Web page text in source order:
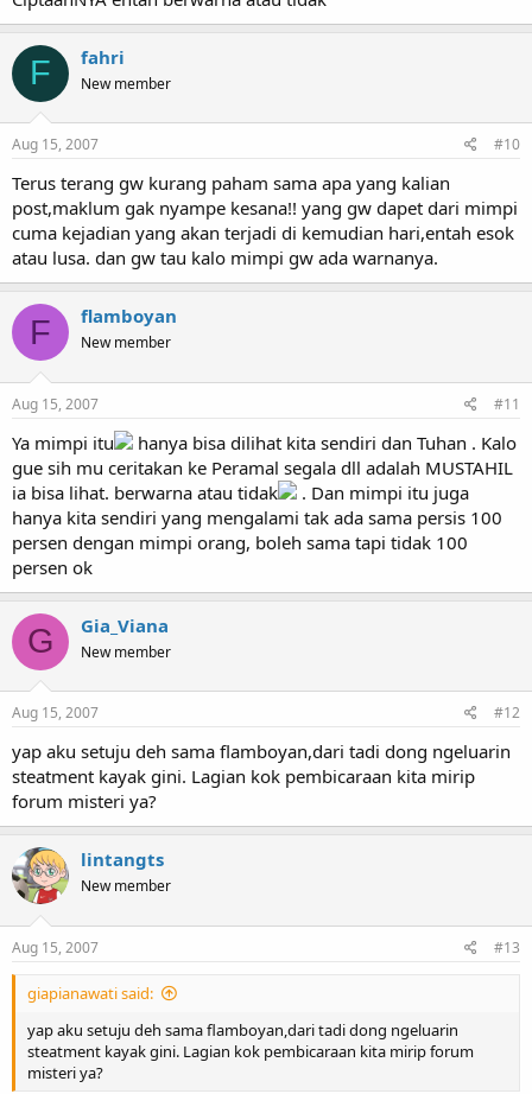
F fahri
New member
Aug 15, 2007 #10
Terus terang gw kurang paham sama apa yang kalian
post,maklum gak nyampe kesana!! yang gw dapet dari mimpi
cuma kejadian yang akan terjadi di kemudian hari,entah esok
atau lusa. dan gw tau kalo mimpi gw ada warnanya.
F flamboyan
New member
Aug 15, 2007 #11
Ya mimpi itu
hanya bisa dilihat kita sendiri dan Tuhan . Kalo
gue sih mu ceritakan ke Peramal segala dll adalah MUSTAHIL
ia bisa lihat. berwarna atau tidak
. Dan mimpi itu juga
hanya kita sendiri yang mengalami tak ada sama persis 100
persen dengan mimpi orang, boleh sama tapi tidak 100
persen ok
G Gia_Viana
New member
Aug 15, 2007 #12
yap aku setuju deh sama flamboyan,dari tadi dong ngeluarin
steatment kayak gini. Lagian kok pembicaraan kita mirip
forum misteri ya?
lintangts
New member
Aug 15, 2007 #13
giapianawati said:
yap aku setuju deh sama flamboyan,dari tadi dong ngeluarin
steatment kayak gini. Lagian kok pembicaraan kita mirip forum
misteri ya?